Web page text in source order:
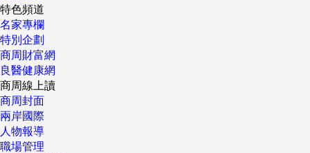
特色頻道
名家專欄
特別企劃
商周財富網
良醫健康網
商周線上讀
商周封面
兩岸國際
人物報導
職場管理